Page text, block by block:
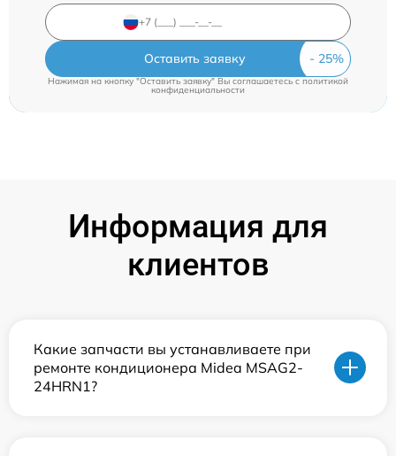
Оставить заявку
Нажимая на кнопку "Оставить заявку" Вы соглашаетесь cполитикой
конфиденциальности
Информация для
клиентов
Какие запчасти вы устанавливаете при
ремонте кондиционера Midea MSAG2-
24HRN1?